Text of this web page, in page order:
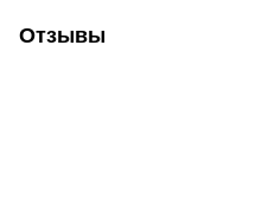
Отзывы